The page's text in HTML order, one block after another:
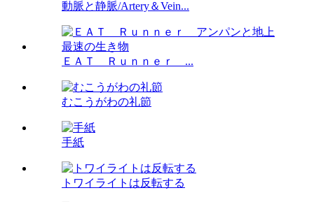
動脈と静脈/Artery＆Vein...
ＥＡＴ Ｒｕｎｎｅｒ ...
むこうがわの礼節
手紙
トワイライトは反転する